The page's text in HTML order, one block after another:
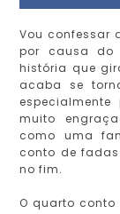
Vou confessar
por causa do
história que
acaba se
muito
como uma
conto de
no fim.
O quarto